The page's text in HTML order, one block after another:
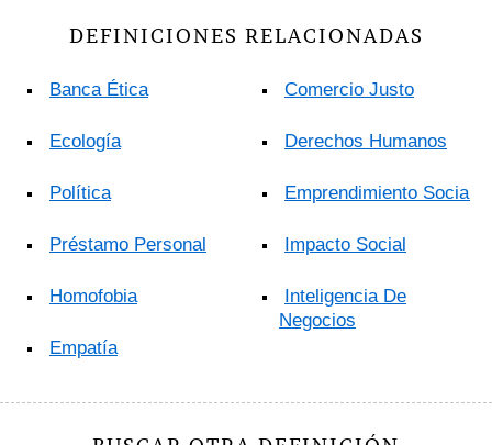
DEFINICIONES RELACIONADAS
Banca Ética
Ecología
Política
Préstamo Personal
Homofobia
Empatía
Comercio Justo
Derechos Humanos
Emprendimiento Social
Impacto Social
Inteligencia De
Negocios